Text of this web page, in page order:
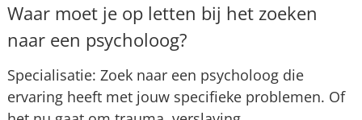
Waar moet je op letten bij het zoeken
naar een psycholoog?
Specialisatie: Zoek naar een psycholoog die
ervaring heeft met jouw specifieke problemen. Of